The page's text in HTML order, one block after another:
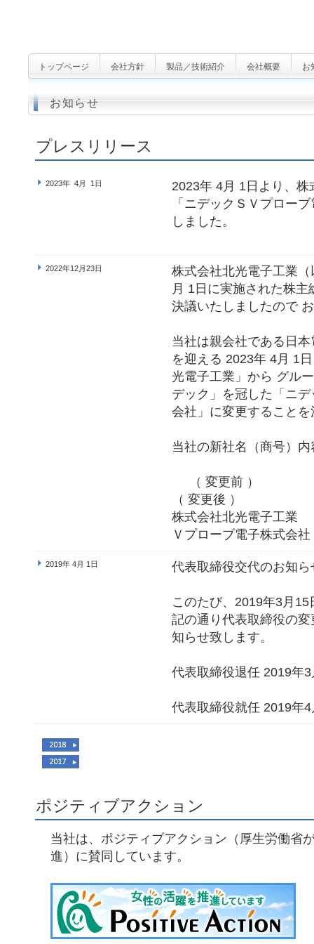
お知らせ
プレスリリース
2023年 4月 1日
2023年 4月 1日より、
「ニデックＳＶプロー
しました。
2022年12月23日
株式会社北光電子工業
月 1日に実施された株
決議いたしましたので
当社は親会社である日
を迎える 2023年 4月 1
光電子工業」から グル
デック」を冠した「ニ
会社」に変更すること
当社の新社名（商号）内
（ 変
（ 変更後 ）
株式会社北光電
Ｖプローブ電子株式会社
2019年 4月 1日 代表取締役交代のお知ら
このたび、2019年3月
記の通り代表取締役の
知らせ致します。
代表取締役退任 2019年
代表取締役就任 2019年
ポジティブアクション
当社は、ポジティブアクション（厚生労働省
進）に賛同しています。
トップページ 会社方針 製品／技術紹介 会社概要 お